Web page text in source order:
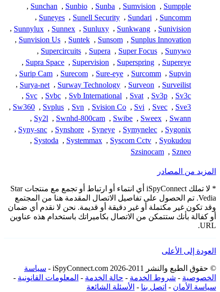
Sumpple
,
Sumvision
,
Sunba
,
Sunbio
,
Sunchan
,
Suncomm
,
Sundari
,
Sunell Security
,
Suneyes
,
Sunivision
,
Sunkwang
,
Sunluxy
,
Sunnex
,
Sunnylux
,
Sunplus Innovation
,
Sunsom
,
Suntek
,
Sunvision Us
,
Sunywo
,
Super Focus
,
Supera
,
Supercircuits
,
Supereye
,
Superspring
,
Supervision
,
Supra Space
,
Supvin
,
Surcomm
,
Sure-eye
,
Surecom
,
Surip Cam
,
Surveilist
,
Surveon
,
Surway Technology
,
Surya-net
,
Sv3c
,
Sv3p
,
Svat
,
Svb International
,
Svbc
,
Svc
,
Sve3
,
Svec
,
Svi
,
Svision Co
,
Svn
,
Svplus
,
Sw360
,
Swann
,
Sweex
,
Swibe
,
Swnhd-800cam
,
Sy2l
,
Sygonix
,
Symynelec
,
Syneye
,
Synshore
,
Syny-snc
,
Syokudou
,
Syscom Cctv
,
Systemmax
,
Systoda
,
Szneo
,
Szsinocam
المزيد من المصادر
* لا تملك iSpyConnect أي انتماء أو ارتباط أو تجمع مع منتجات Star
Vedia. تم الحصول على تفاصيل الاتصال المقدمة هنا من المجتمع
وقد تكون غير مكتملة أو غير دقيقة أو قديمة. نحن لا نقدم أي ضمان
أو كفالة بأنك ستتمكن من الاتصال بكاميراتك باستخدام هذه عناوين
URL.
العودة إلى الأعلى
© حقوق الطبع والنشر 2011-2026 iSpyConnect.com -
سياسة
الخصوصية - شروط الخدمة - حالة الخدمة - المعلومات القانونية -
سياسة الأمان - اتصل بنا - الأسئلة الشائعة